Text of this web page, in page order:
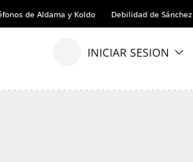
de Aldama y Koldo Debilidad de Sánchez